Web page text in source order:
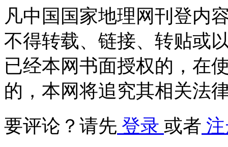
凡中国国家地理网刊登内
不得转载、链接、转贴或
已经本网书面授权的，在
的，本网将追究其相关法
要评论？请先 登录 或者